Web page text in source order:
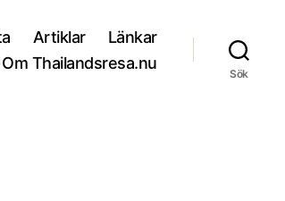
Artiklar
Länkar
Om Thailandsresa.nu
Sök